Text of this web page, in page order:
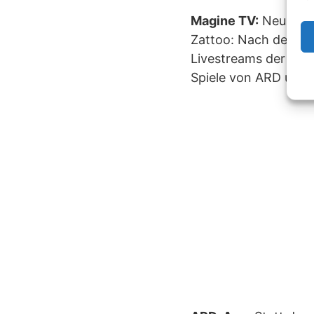
Magine TV: Neu auf
Zattoo: Nach der
Livestreams der
Spiele von ARD und